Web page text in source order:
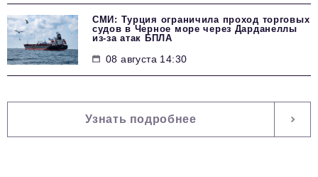
СМИ: Турция ограничила проход торговых
судов в Черное море через Дарданеллы
из-за атак БПЛА
08 августа 14:30
Узнать подробнее